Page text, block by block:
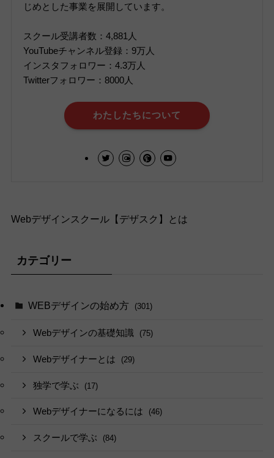
じめとした事業を展開しています。
スクール受講者数：4,881人
YouTubeチャンネル登録：9万人
インスタフォロワー：4.3万人
Twitterフォロワー：8000人
わたしたちについて
Webデザインスクール【デザスク】とは
カテゴリー
WEBデザインの始め方 (301)
Webデザインの基礎知識 (75)
Webデザイナーとは (29)
独学で学ぶ (17)
Webデザイナーになるには (46)
スクールで学ぶ (84)